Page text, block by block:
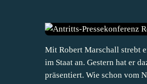
Mit Robert Marschall strebt
im Staat an. Gestern hat er
präsentiert. Wie schon vom